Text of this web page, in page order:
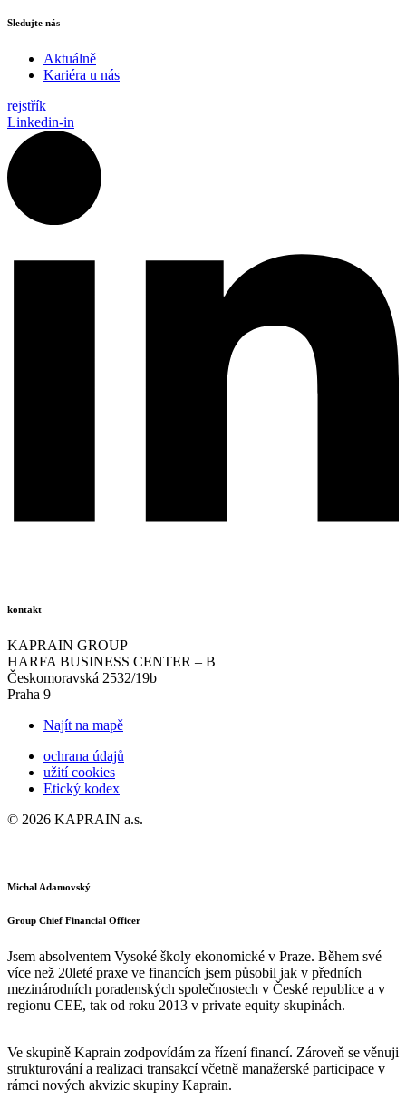
Sledujte nás
Aktuálně
Kariéra u nás
rejstřík
Linkedin-in
kontakt
KAPRAIN GROUP
HARFA BUSINESS CENTER – B
Českomoravská 2532/19b
Praha 9
Najít na mapě
ochrana údajů
užití cookies
Etický kodex
© 2026 KAPRAIN a.s.
Michal Adamovský
Group Chief Financial Officer
Jsem absolventem Vysoké školy ekonomické v Praze. Během své
více než 20leté praxe ve financích jsem působil jak v předních
mezinárodních poradenských společnostech v České republice a v
regionu CEE, tak od roku 2013 v private equity skupinách.
Ve skupině Kaprain zodpovídám za řízení financí. Zároveň se věnuji
strukturování a realizaci transakcí včetně manažerské participace v
rámci nových akvizic skupiny Kaprain.